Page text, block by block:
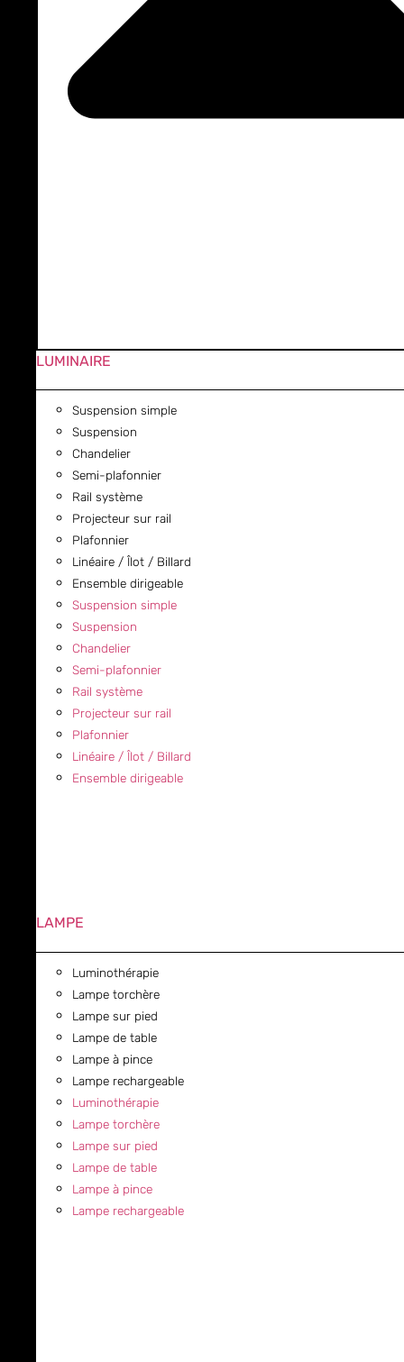
LUMINAIRE
Suspension simple
Suspension
Chandelier
Semi-plafonnier
Rail système
Projecteur sur rail
Plafonnier
Linéaire / Îlot / Billard
Ensemble dirigeable
Suspension simple
Suspension
Chandelier
Semi-plafonnier
Rail système
Projecteur sur rail
Plafonnier
Linéaire / Îlot / Billard
Ensemble dirigeable
LAMPE
Luminothérapie
Lampe torchère
Lampe sur pied
Lampe de table
Lampe à pince
Lampe rechargeable
Luminothérapie
Lampe torchère
Lampe sur pied
Lampe de table
Lampe à pince
Lampe rechargeable